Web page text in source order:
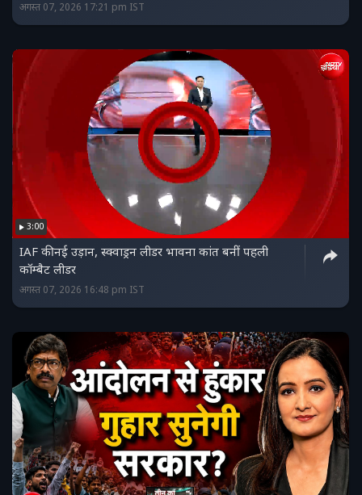
अगस्त 07, 2026 17:21 pm IST
3:00
IAF की नई उड़ान, स्क्वाड्रन लीडर भावना कांत बनीं पहली
कॉम्बैट लीडर
अगस्त 07, 2026 16:48 pm IST